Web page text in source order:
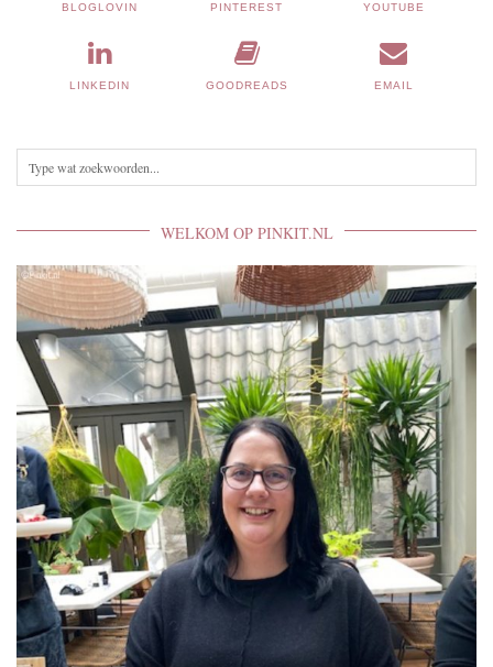
BLOGLOVIN PINTEREST YOUTUBE
LINKEDIN GOODREADS EMAIL
WELKOM OP PINKIT.NL